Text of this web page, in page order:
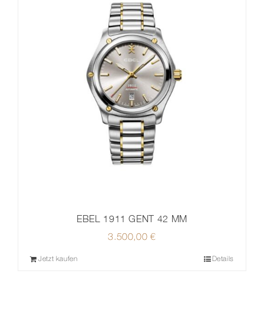
EBEL 1911 GENT 42 MM
3.500,00€
Jetzt kaufen Details